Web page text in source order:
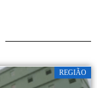
REGIÃO